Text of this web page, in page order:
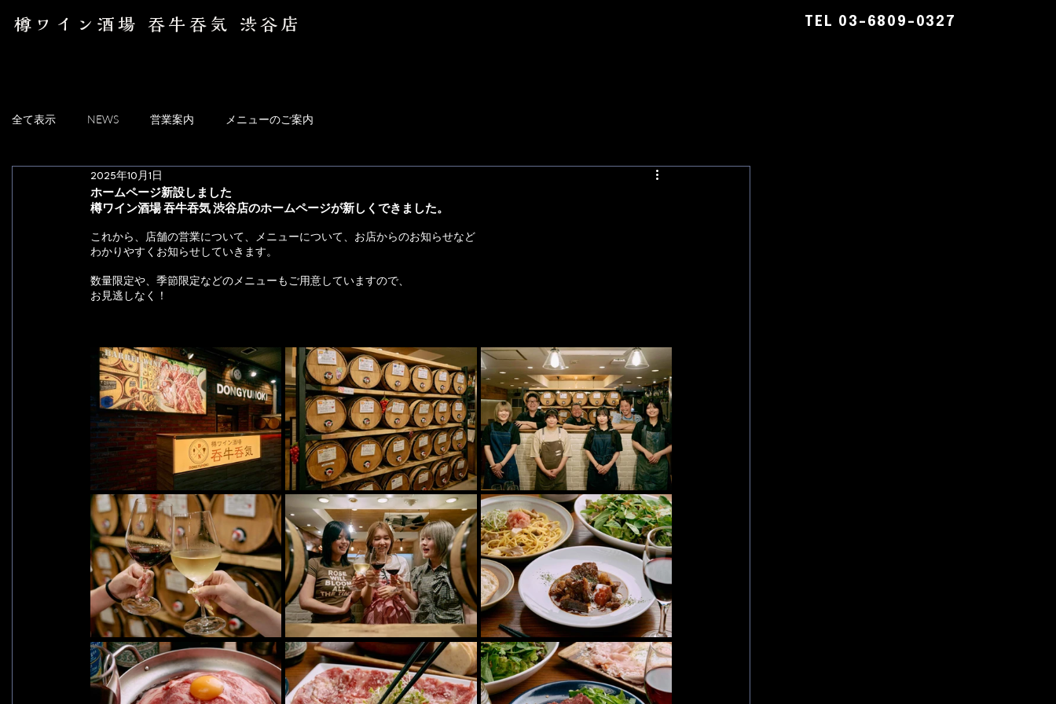
樽ワイン酒場 吞牛吞気 渋谷店 TEL 03-6809-0327
全て表示 NEWS 営業案内 メニューのご案内
ホームページ新設しました
2025年10月1日
樽ワイン酒場 吞牛吞気 渋谷店のホームページが新しくできました。
これから、店舗の営業について、メニューについて、お店からのお知らせなど
わかりやすくお知らせしていきます。
数量限定や、季節限定などのメニューもご用意していますので、
お見逃しなく！